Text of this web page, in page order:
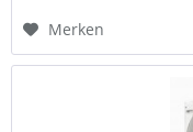
Merken